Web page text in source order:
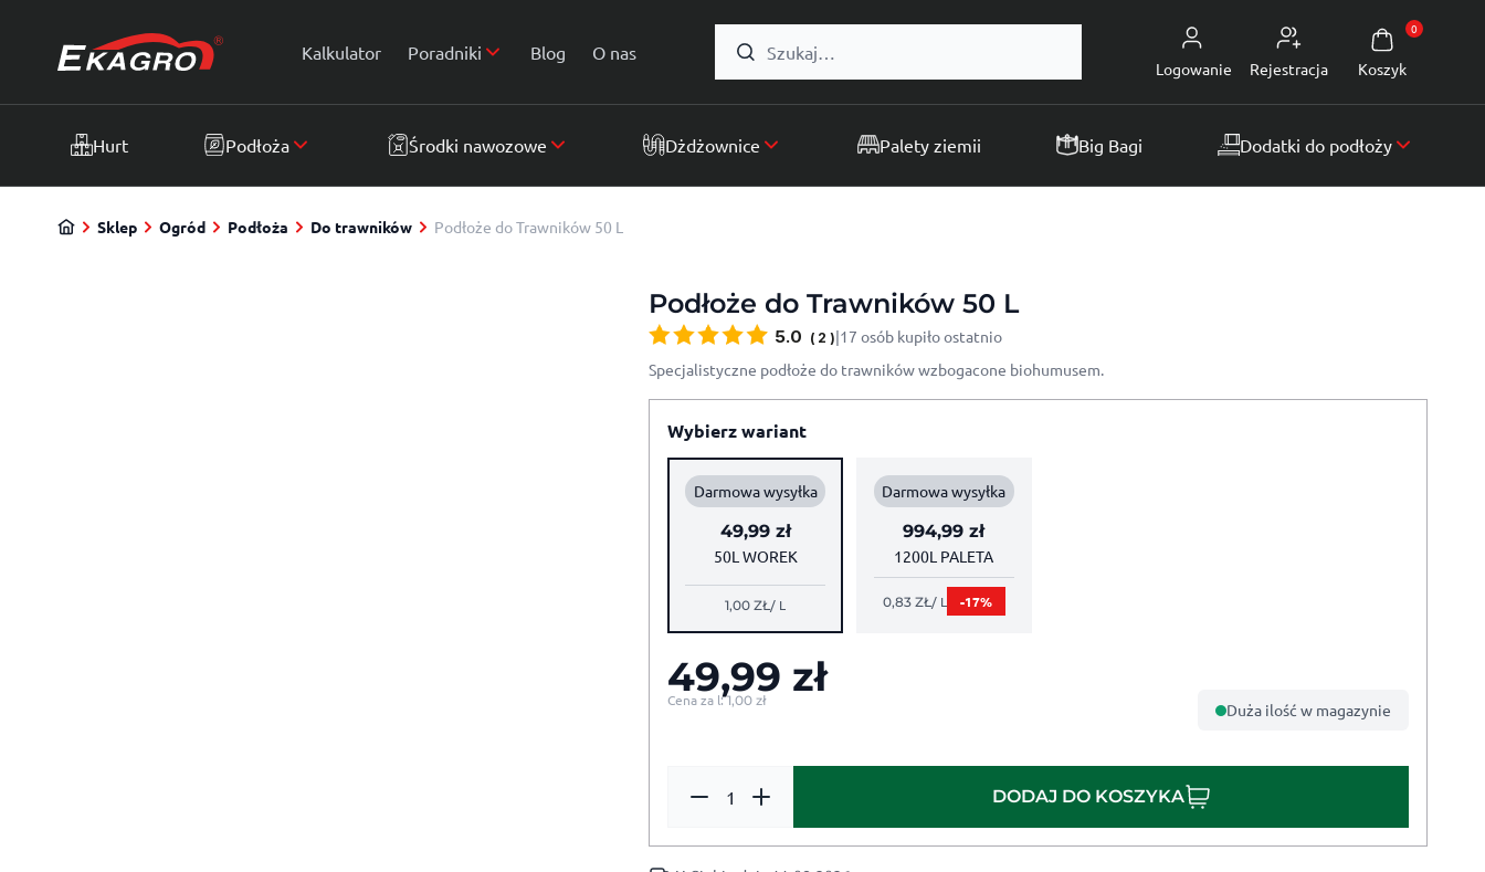
Kalkulator
Poradniki Blog O nas
Logowanie
Rejestracja Koszyk
0
Hurt Podłoża Środki nawozowe Dżdżownice Palety ziemii Big Bagi Dodatki do podłoży
Sklep Ogród Podłoża Do trawników Podłoże do Trawników 50 L
Podłoże do Trawników 50 L
5.0 ( 2 )|17 osób kupiło ostatnio
Specjalistyczne podłoże do trawników wzbogacone biohumusem.
Wybierz wariant
Darmowa wysyłka
49,99 zł
50L WOREK
1,00ZŁ/ L
Darmowa wysyłka
994,99zł
1200L PALETA
0,83 ZŁ / L -17%
49,99 zł
Cena za l:1,00zł Duża ilość w magazynie
DODAJ DO KOSZYKA